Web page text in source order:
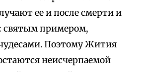
ее и после смерти и
святым примером,
Поэтому Жития
неисчерпаемой